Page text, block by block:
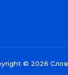
© 2026